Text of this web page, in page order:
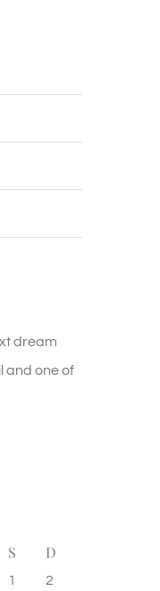
dream
and one of
S D
1 2